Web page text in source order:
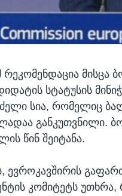
მისცა
სტატუსის
სია, რომელიც
განკუთვნილი.
წინ შეიტანა.
ევროკავშირის
კომიტეტს